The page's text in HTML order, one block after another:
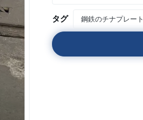
タグ 鋼鉄のチナプレート